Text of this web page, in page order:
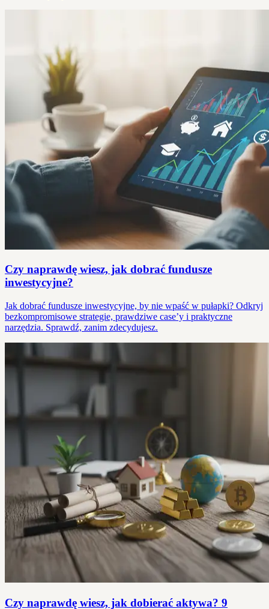
Czy naprawdę wiesz, jak dobrać fundusze
inwestycyjne?
Jak dobrać fundusze inwestycyjne, by nie wpaść w pułapki? Odkryj
bezkompromisowe strategie, prawdziwe case’y i praktyczne
narzędzia. Sprawdź, zanim zdecydujesz.
Czy naprawdę wiesz, jak dobierać aktywa? 9